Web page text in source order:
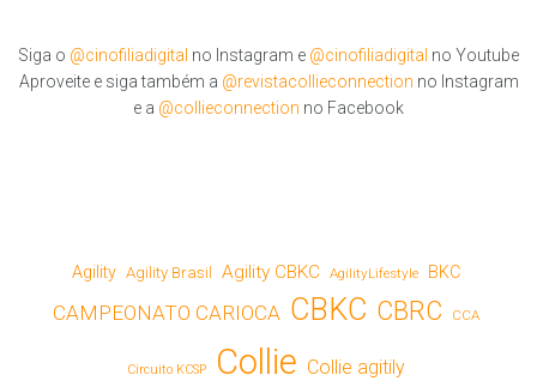
Siga o @cinofiliadigital no Instagram e @cinofiliadigital no Youtube
Aproveite e siga também a @revistacollieconnection no Instagram
e a @collieconnection no Facebook
Agility Agility Brasil Agility CBKC AgilityLifestyle BKC
CAMPEONATO CARIOCA CBKC CBRC CCA
Circuito KCSP Collie Collie agitily